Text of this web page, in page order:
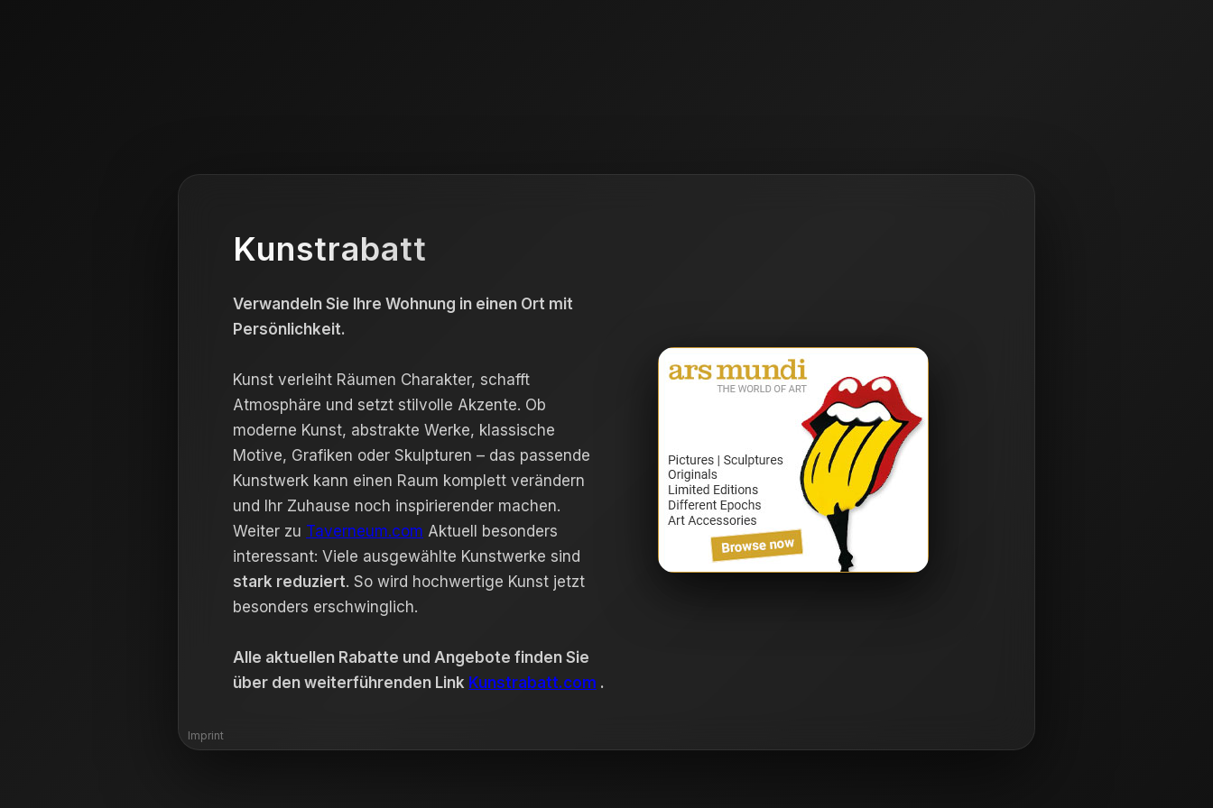
Kunstrabatt
Verwandeln Sie Ihre Wohnung in einen Ort mit
Persönlichkeit.
Kunst verleiht Räumen Charakter, schafft
Atmosphäre und setzt stilvolle Akzente. Ob
moderne Kunst, abstrakte Werke, klassische
Motive, Grafiken oder Skulpturen – das passende
Kunstwerk kann einen Raum komplett verändern
und Ihr Zuhause noch inspirierender machen.
Weiter zu Taverneum.com Aktuell besonders
interessant: Viele ausgewählte Kunstwerke sind
stark reduziert. So wird hochwertige Kunst jetzt
besonders erschwinglich.
Alle aktuellen Rabatte und Angebote finden Sie
über den weiterführenden Link Kunstrabatt.com .
Imprint